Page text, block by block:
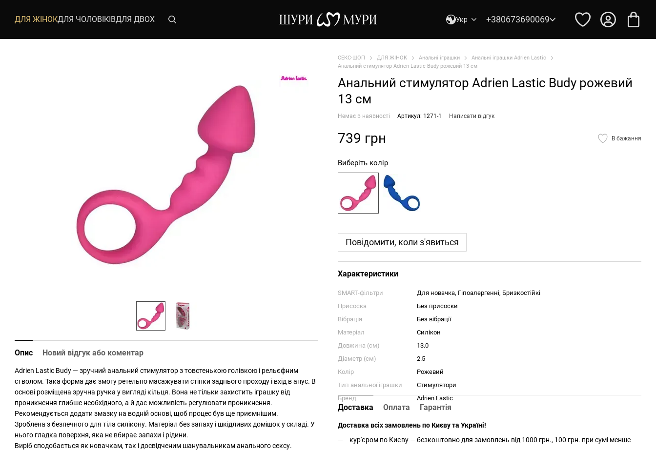
ДЛЯ ЖІНОКДЛЯ ЧОЛОВІКІВДЛЯ ДВОХ Укр +380673690069
Опис Новий відгук або коментар
Adrien Lastic Budy — зручний анальний стимулятор з товстенькою голівкою і рельєфним
стволом. Така форма дає змогу ретельно масажувати стінки заднього проходу і вхід в анус. В
основі розміщена зручна ручка у вигляді кільця. Вона не тільки захистить іграшку від
проникнення глибше необхідного, а й дає можливість регулювати проникнення.
Рекомендується додати змазку на водній основі, щоб процес був ще приємнішим.
Зроблена з безпечного для тіла силікону. Матеріал без запаху і шкідливих домішок у складі. У
нього гладка поверхня, яка не вбирає запахи і рідини.
Виріб сподобається як новачкам, так і досвідченим шанувальникам анального сексу.
СЕКС-ШОП ДЛЯ ЖІНОК Анальні іграшки
Анальні іграшки Adrien Lastic
Анальний стимулятор Adrien Lastic Budy рожевий 13 см
Анальний стимулятор Adrien Lastic Budy рожевий
13 см
Немає в наявності Артикул: 1271-1 Написати відгук
739 грн В бажання
Виберіть колір
Повідомити, коли з'явиться
Характеристики
SMART-фільтри
Для новачка, Гіпоалергенні, Бризкостійкі
Присоска
Без присоски
Вібрація
Без вібрації
Матеріал
Силікон
Довжина (см)
13.0
Діаметр (см)
2.5
Колір
Рожевий
Тип анальної іграшки
Стимулятори
Бренд
Adrien Lastic
Доставка Оплата Гарантія
Доставка всіх замовлень по Києву та Україні!
кур'єром по Києву — безкоштовно для замовлень від 1000 грн., 100 грн. при сумі менше